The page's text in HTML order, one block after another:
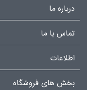
درباره ما
تماس با ما
اطلاعات
بخش های فروشگاه